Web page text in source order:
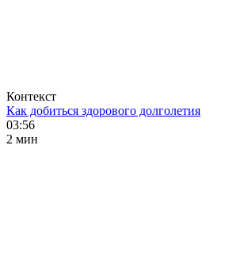
Контекст
Как добиться здорового долголетия
03:56
2 мин